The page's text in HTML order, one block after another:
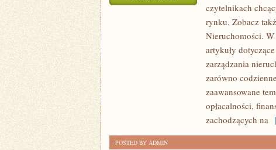
NIERUCHOMOŚCI
czytelnikach
rynku. Zobacz
Nieruchomości. W
artykuły
zarządzania
zarówno
zaawansowane
opłacalności,
zachodzących na
POSTED BY ADMIN